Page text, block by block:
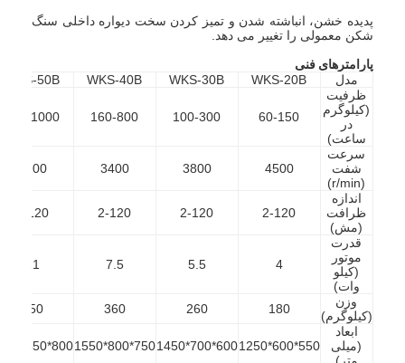
پدیده خشن، انباشته شدن و تمیز کردن سخت دیواره داخلی سنگ
شکن معمولی را تغییر می دهد.
پارامترهای فنی
مدل
WKS-20B
WKS-30B
WKS-40B
WKS-50B
ظرفیت
(کیلوگرم
در
ساعت)
60-150
100-300
160-800
200-1000
سرعت
شفت
(r/min)
4500
3800
3400
3200
اندازه
ظرافت
(مش)
2-120
2-120
2-120
2-120
قدرت
موتور
(کیلو
وات)
4
5.5
7.5
11
وزن
(کیلوگرم)
180
260
360
450
ابعاد
(میلی
550*600*1250
600*700*1450
750*800*1550
800*850*1600